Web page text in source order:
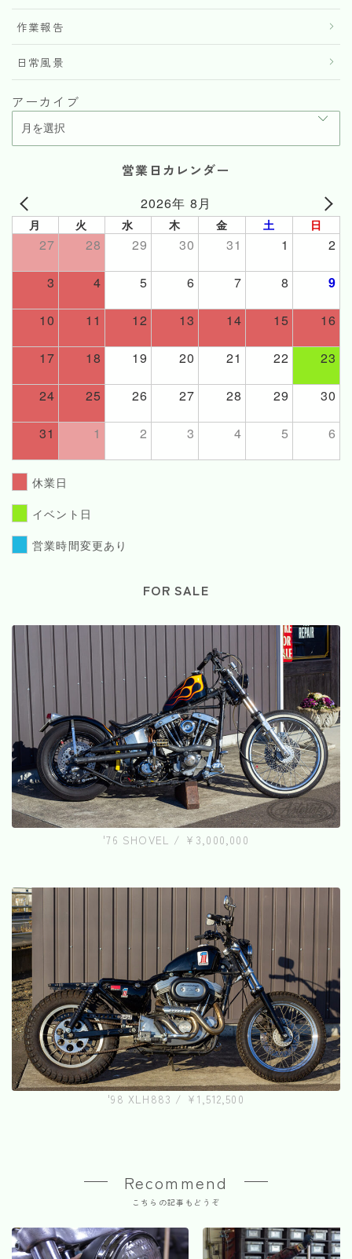
作業報告
日常風景
アーカイブ
営業日カレンダー
2026年 8月
月 火 水 木 金 土 日
27 28 29 30 31 1 2
3 4 5 6 7 8 9
10 11 12 13 14 15 16
17 18 19 20 21 22 23
24 25 26 27 28 29 30
31 1 2 3 4 5 6
休業日
イベント日
営業時間変更あり
FOR SALE
'76 SHOVEL / ¥3,000,000
'98 XLH883 / ¥1,512,500
Recommend
こちらの記事もどうぞ